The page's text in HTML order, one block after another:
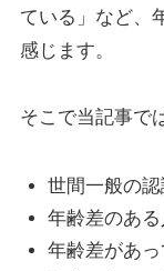
ている」など、
感じます。
そこで当記事で
世間一般の
年齢差のあ
年齢差があ